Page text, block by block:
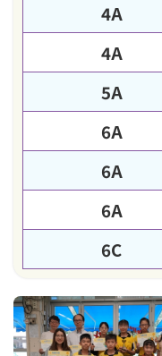
4A
4A
5A
6A
6A
6A
6C